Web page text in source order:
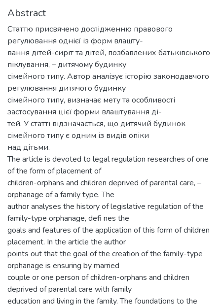
Abstract
Статтю присвячено дослідженню правового
регулювання однієї із форм влашту-
вання дітей-сиріт та дітей, позбавлених батьківського
піклування, – дитячому будинку
сімейного типу. Автор аналізує історію законодавчого
регулювання дитячого будинку
сімейного типу, визначає мету та особливості
застосування цієї форми влаштування ді-
тей. У статті відзначається, що дитячий будинок
сімейного типу є одним із видів опіки
над дітьми.
The article is devoted to legal regulation researches of one
of the form of placement of
children-orphans and children deprived of parental care, –
orphanage of a family type. The
author analyses the history of legislative regulation of the
family-type orphanage, defi nes the
goals and features of the application of this form of children
placement. In the article the author
points out that the goal of the creation of the family-type
orphanage is ensuring by married
couple or one person of children-orphans and children
deprived of parental care with family
education and living in the family. The foundations to the